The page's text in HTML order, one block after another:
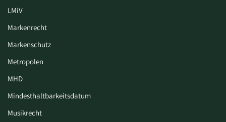
LMiV
Markenrecht
Markenschutz
Metropolen
MHD
Mindesthaltbarkeitsdatum
Musikrecht